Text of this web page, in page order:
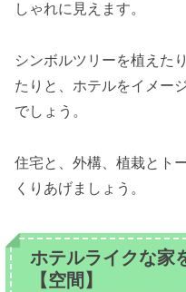
しゃれに見えます。
シンボルツリーを植えた
たりと、ホテルをイメー
でしょう。
住宅と、外構、植栽とト
くりあげましょう。
ホテルライクな家
【空間】